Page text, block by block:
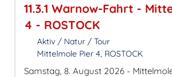
11.3.1 Warnow-Fahrt -
4 - ROSTOCK
Aktiv / Natur / Tour
Mittelmole Pier 4, ROSTOCK
Samstag, 8. August 2026 -